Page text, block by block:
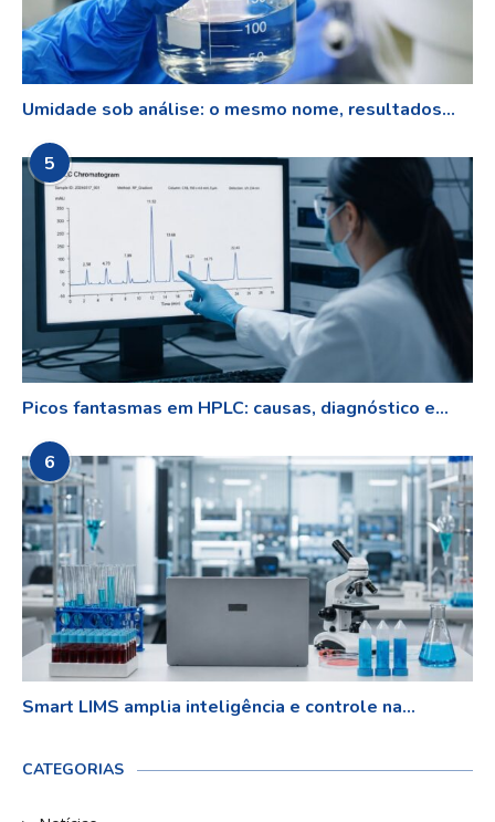
Umidade sob análise: o mesmo nome, resultados...
5
Picos fantasmas em HPLC: causas, diagnóstico e...
6
Smart LIMS amplia inteligência e controle na...
CATEGORIAS